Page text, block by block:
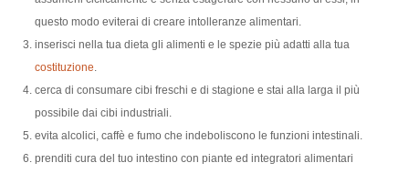
questo modo eviterai di creare intolleranze alimentari.
inserisci nella tua dieta gli alimenti e le spezie più adatti alla tua
costituzione
cerca di consumare cibi freschi e di stagione e stai alla larga il più
possibile dai cibi industriali.
evita alcolici, caffè e fumo che indeboliscono le funzioni intestinali.
prenditi cura del tuo intestino con piante ed integratori alimentari